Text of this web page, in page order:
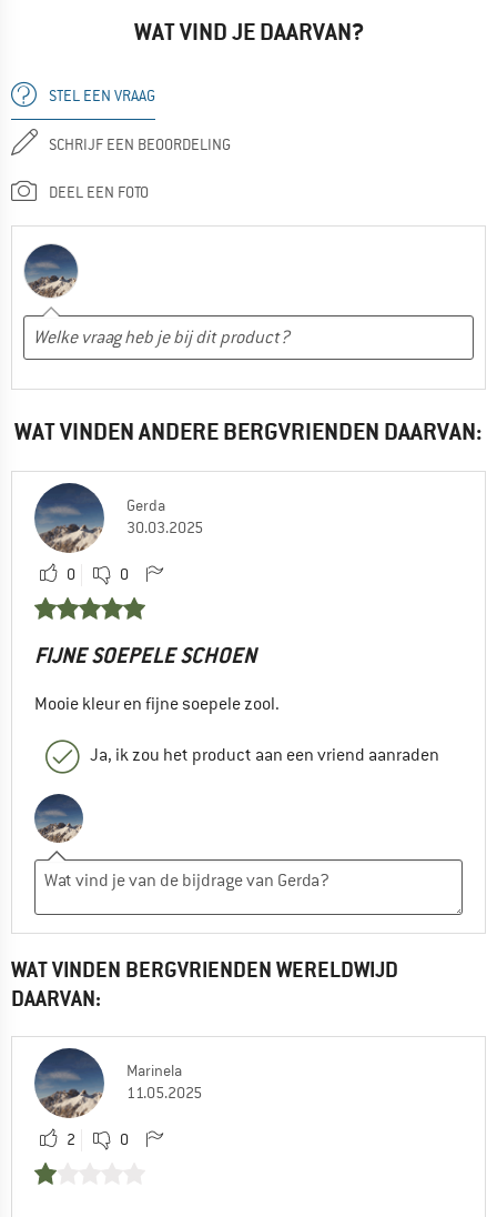
WAT VIND JE DAARVAN?
STEL EEN VRAAG
SCHRIJF EEN BEOORDELING
DEEL EEN FOTO
WAT VINDEN ANDERE BERGVRIENDEN DAARVAN:
Gerda
30.03.2025
0 0
FIJNE SOEPELE SCHOEN
Mooie kleur en fijne soepele zool.
Ja, ik zou het product aan een vriend aanraden
WAT VINDEN BERGVRIENDEN WERELDWIJD
DAARVAN:
Marinela
11.05.2025
2 0